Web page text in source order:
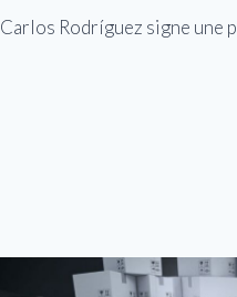
Carlos Rodríguez signe une